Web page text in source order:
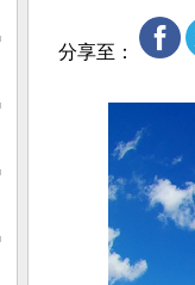
分享至：